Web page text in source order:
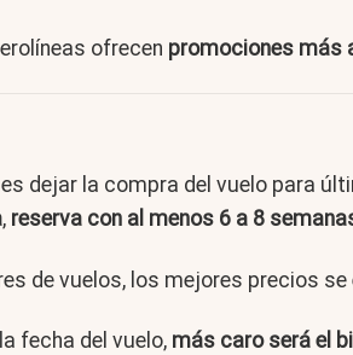
ofrecen promociones más
dejar la compra del vuelo para
, reserva con al menos 6 a 8
de vuelos, los mejores precios se
fecha del vuelo, más caro será el